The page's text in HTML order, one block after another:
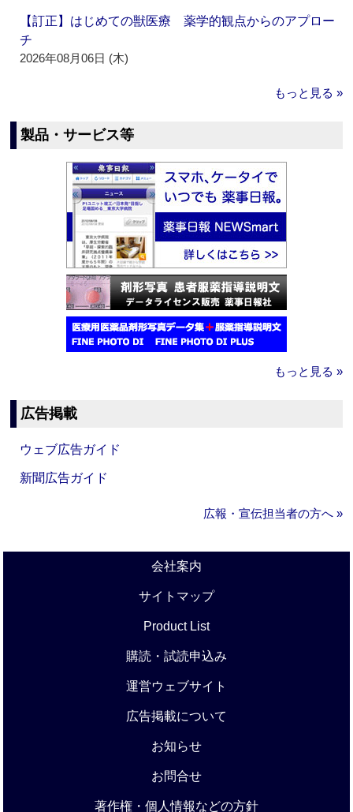
【訂正】はじめての獣医療 薬学的観点からのアプロー
チ
2026年08月06日 (木)
もっと見る »
製品・サービス等
もっと見る »
広告掲載
ウェブ広告ガイド
新聞広告ガイド
広報・宣伝担当者の方へ »
会社案内
サイトマップ
Product List
購読・試読申込み
運営ウェブサイト
広告掲載について
お知らせ
お問合せ
著作権・個人情報などの方針